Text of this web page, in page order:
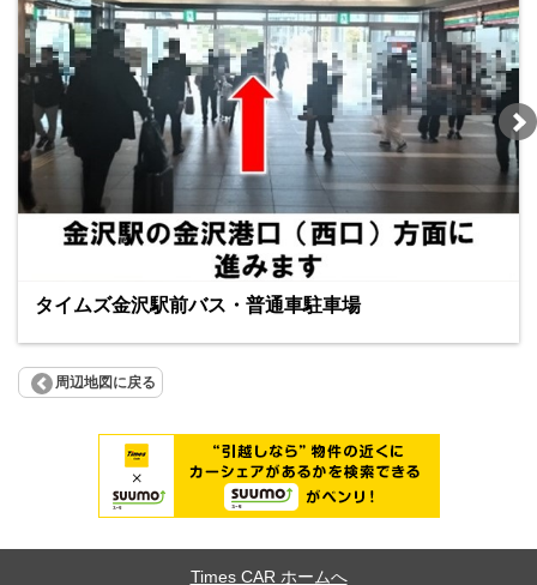
タイムズ金沢駅前バス・普通車駐車場
周辺地図に戻る
Times CAR ホームへ